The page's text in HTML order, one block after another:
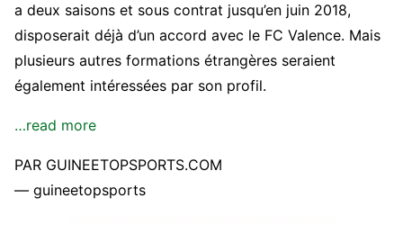
a deux saisons et sous contrat jusqu’en juin 2018,
disposerait déjà d’un accord avec le FC Valence. Mais
plusieurs autres formations étrangères seraient
également intéressées par son profil.
…read more
PAR GUINEETOPSPORTS.COM
— guineetopsports